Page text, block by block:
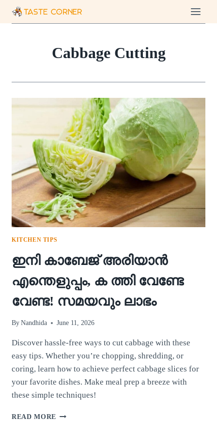
Cabbage Cutting
KITCHEN TIPS
ഇനി കാബേജ് അരിയാൻ
എന്തെളുപ്പം, ക ത്തി വേണ്ടേ
വേണ്ട! സമയവും ലാഭം
By Nandhida June 11, 2026
Discover hassle-free ways to cut cabbage with these
easy tips. Whether you’re chopping, shredding, or
coring, learn how to achieve perfect cabbage slices for
your favorite dishes. Make meal prep a breeze with
these simple techniques!
READ MORE ഇനി